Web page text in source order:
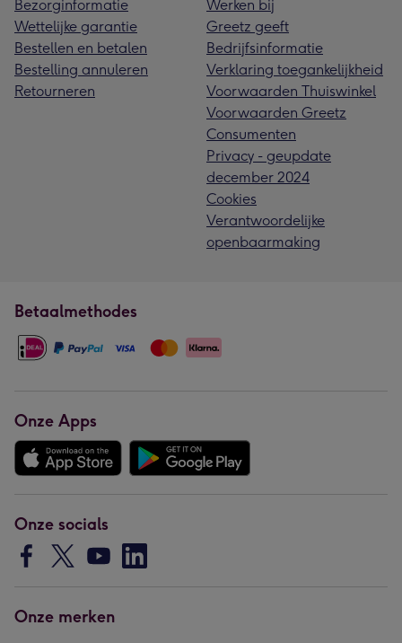
Bezorginformatie
Wettelijke garantie
Bestellen en betalen
Bestelling annuleren
Retourneren
Werken bij
Greetz geeft
Bedrijfsinformatie
Verklaring toegankelijkheid
Voorwaarden Thuiswinkel
Voorwaarden Greetz
Consumenten
Privacy - geupdate
december 2024
Cookies
Verantwoordelijke
openbaarmaking
Betaalmethodes
Onze Apps
Onze socials
Onze merken